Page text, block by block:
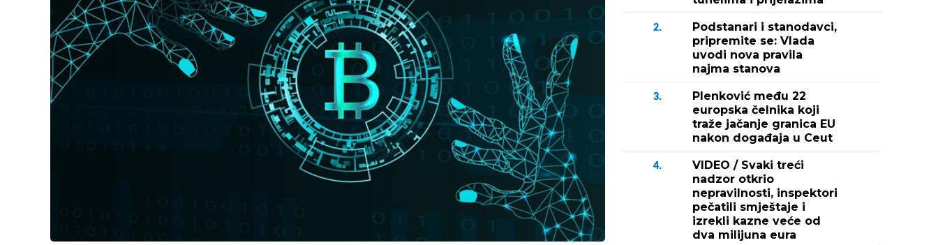
2.
Podstanari i stanodavci,
pripremite se: Vlada
uvodi nova pravila
najma stanova
3.
Plenković među 22
europska čelnika koji
traže jačanje granica EU
nakon događaja u Ceut
4.
VIDEO / Svaki treći
nadzor otkrio
nepravilnosti, inspektori
pečatili smještaje i
izrekli kazne veće od
dva milijuna eura